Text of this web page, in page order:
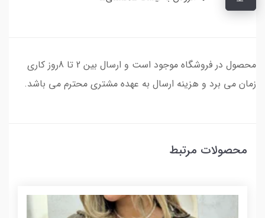
محصول در فروشگاه موجود است و ارسال بین 2 تا 8روز کاری
زمان می برد و هزینه ارسال به عهده مشتری محترم می باشد.
محصولات مرتبط